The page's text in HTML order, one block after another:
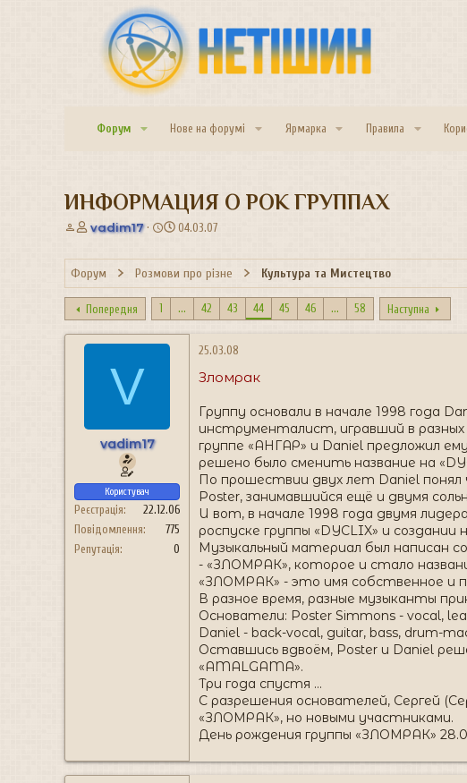
Форум Нове на форумі Ярмарка Правила
ИНФОРМАЦИЯ О РОК ГРУППАХ
А
т
о
р
т
е
м
vadim17
Д
т
а
с
в
о
04.03.07
Форум Розмови про різне Культура та Мистецтво
Попередня 1 ... 42 43 44 45 46 ... 58 Наступна
V
vadim17
Користувач
Реєстрація
22.12.06
Повідомлення
775
Репутація
0
25.03.08
Зломрак
Группу основали в начале 1998 года
инструменталист, игравший в разных
группе «АНГАР» и Daniel предложил
решено было сменить название на
По прошествии двух лет Daniel
Poster, занимавшийся ещё и двумя
И вот, в начале 1998 года двумя
роспуске группы «DYCLIX» и
Музыкальный материал был написан
- «ЗЛОМРАК», которое и стало
«ЗЛОМРАК» - это имя собственное и
В разное время, разные музыканты
Основатели: Poster Simmons - vocal,
Daniel - back-vocal, guitar, bass, drum-
Оставшись вдвоём, Poster и Daniel
«AMALGAMA».
Три года спустя …
С разрешения основателей, Сергей
«ЗЛОМРАК», но новыми участниками.
День рождения группы «ЗЛОМРАК»